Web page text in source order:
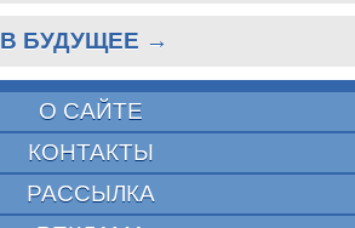
В БУДУЩЕЕ →
О САЙТЕ
КОНТАКТЫ
РАССЫЛКА